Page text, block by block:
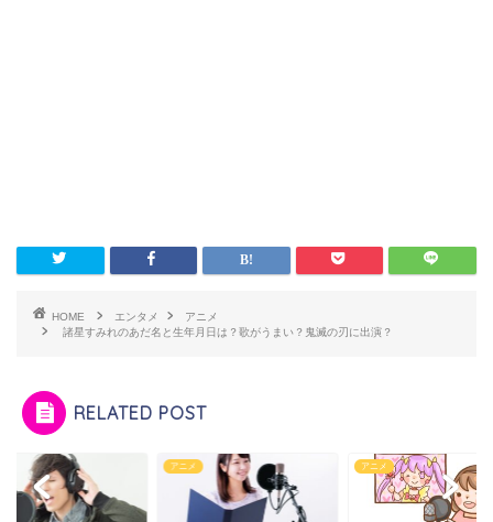
HOME エンタメ
アニメ
諸星すみれのあだ名と生年月日は？歌がうまい？鬼滅の刃に出演？
RELATED POST
アニメ アニメ